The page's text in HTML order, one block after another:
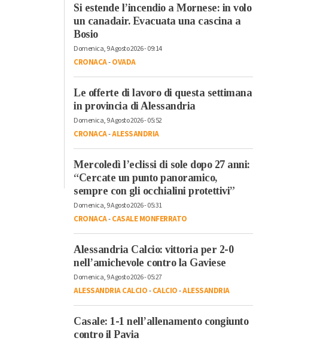
Si estende l’incendio a Mornese: in volo
un canadair. Evacuata una cascina a
Bosio
Domenica, 9 Agosto 2026 - 09:14
CRONACA-OVADA
Le offerte di lavoro di questa settimana
in provincia di Alessandria
Domenica, 9 Agosto 2026 - 05:52
CRONACA-ALESSANDRIA
Mercoledì l’eclissi di sole dopo 27 anni:
“Cercate un punto panoramico,
sempre con gli occhialini protettivi”
Domenica, 9 Agosto 2026 - 05:31
CRONACA-CASALE MONFERRATO
Alessandria Calcio: vittoria per 2-0
nell’amichevole contro la Gaviese
Domenica, 9 Agosto 2026 - 05:27
ALESSANDRIA CALCIO-CALCIO-ALESSANDRIA
Casale: 1-1 nell’allenamento congiunto
contro il Pavia